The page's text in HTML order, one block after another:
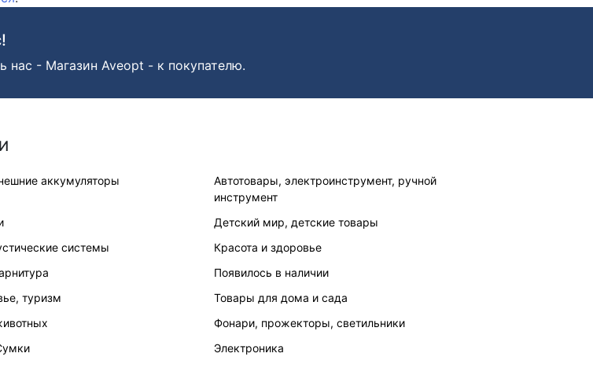
нас - Магазин Aveopt - к покупателю.
аккумуляторы
Автотовары, электроинструмент, ручной
инструмент
Детский мир, детские товары
системы
Красота и здоровье
Появилось в наличии
туризм
Товары для дома и сада
Фонари, прожекторы, светильники
Электроника